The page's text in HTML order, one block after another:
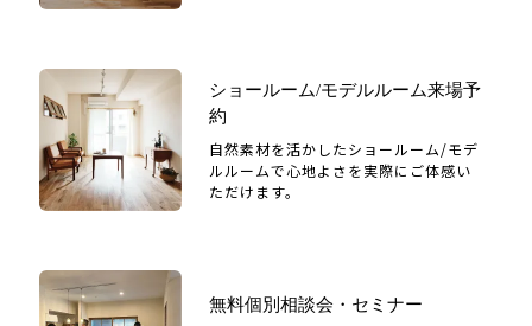
ショールーム/モデルルーム来場予
約
自然素材を活かしたショールーム/モデ
ルルームで心地よさを実際にご体感い
ただけます。
無料個別相談会・セミナー